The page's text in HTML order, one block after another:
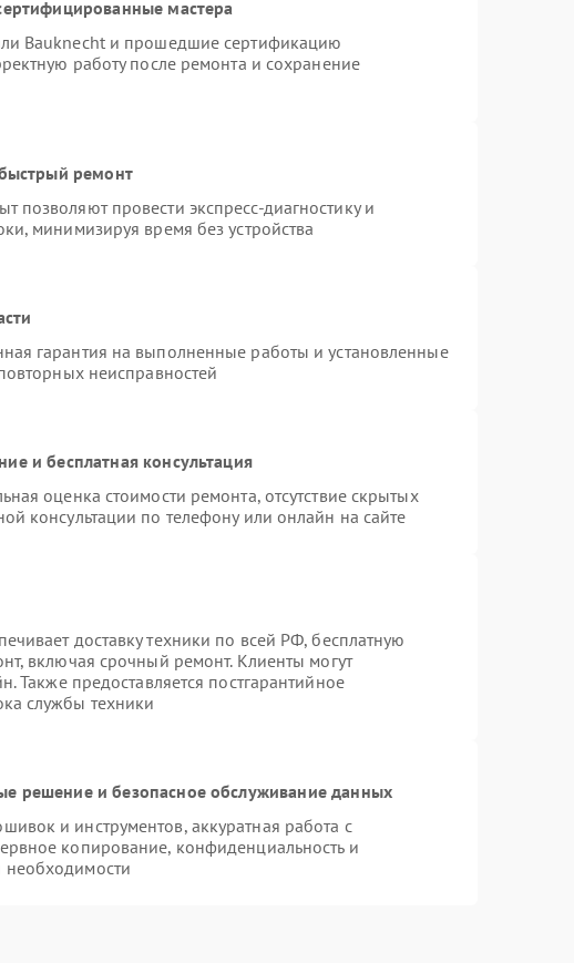
мастера
Bauknecht и прошедшие сертификацию
работу после ремонта и сохранение
ремонт
позволяют провести экспресс-диагностику и
минимизируя время без устройства
гарантия на выполненные работы и установленные
неисправностей
и бесплатная консультация
оценка стоимости ремонта, отсутствие скрытых
консультации по телефону или онлайн на сайте
доставку техники по всей РФ, бесплатную
включая срочный ремонт. Клиенты могут
Также предоставляется постгарантийное
службы техники
решение и безопасное обслуживание данных
и инструментов, аккуратная работа с
копирование, конфиденциальность и